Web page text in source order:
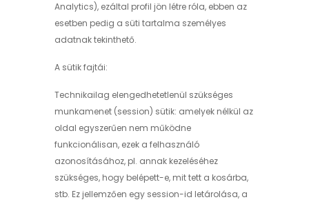
Analytics), ezáltal profil jön létre róla, ebben az
esetben pedig a süti tartalma személyes
adatnak tekinthető.
A sütik fajtái:
Technikailag elengedhetetlenül szükséges
munkamenet (session) sütik: amelyek nélkül az
oldal egyszerűen nem működne
funkcionálisan, ezek a felhasználó
azonosításához, pl. annak kezeléséhez
szükséges, hogy belépett-e, mit tett a kosárba,
stb. Ez jellemzően egy session-id letárolása, a